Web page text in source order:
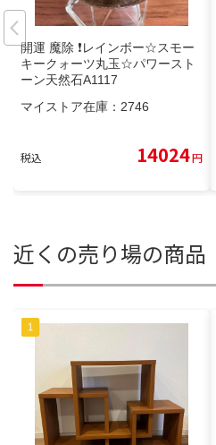
開運 魔除 ❗️レインボー☆スモー
キークォーツ丸玉☆パワースト
ーン天然石A1117
マイストア在庫： 2746
税込 14024円
近くの売り場の商品